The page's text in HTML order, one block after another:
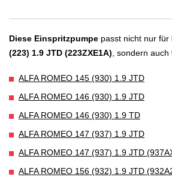
Diese Einspritzpumpe passt nicht nur für
(223) 1.9 JTD (223ZXE1A), sondern auch
ALFA ROMEO 145 (930) 1.9 JTD
ALFA ROMEO 146 (930) 1.9 JTD
ALFA ROMEO 146 (930) 1.9 TD
ALFA ROMEO 147 (937) 1.9 JTD
ALFA ROMEO 147 (937) 1.9 JTD
ALFA ROMEO 156 (932) 1.9 JTD